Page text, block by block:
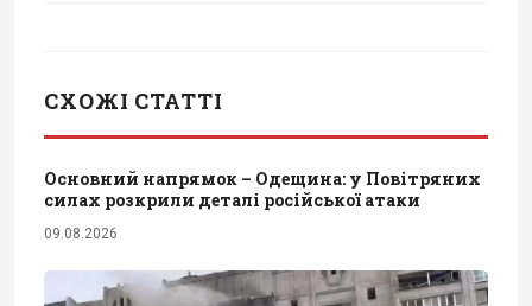
СХОЖІ СТАТТІ
Основний напрямок – Одещина: у Повітряних
силах розкрили деталі російської атаки
09.08.2026